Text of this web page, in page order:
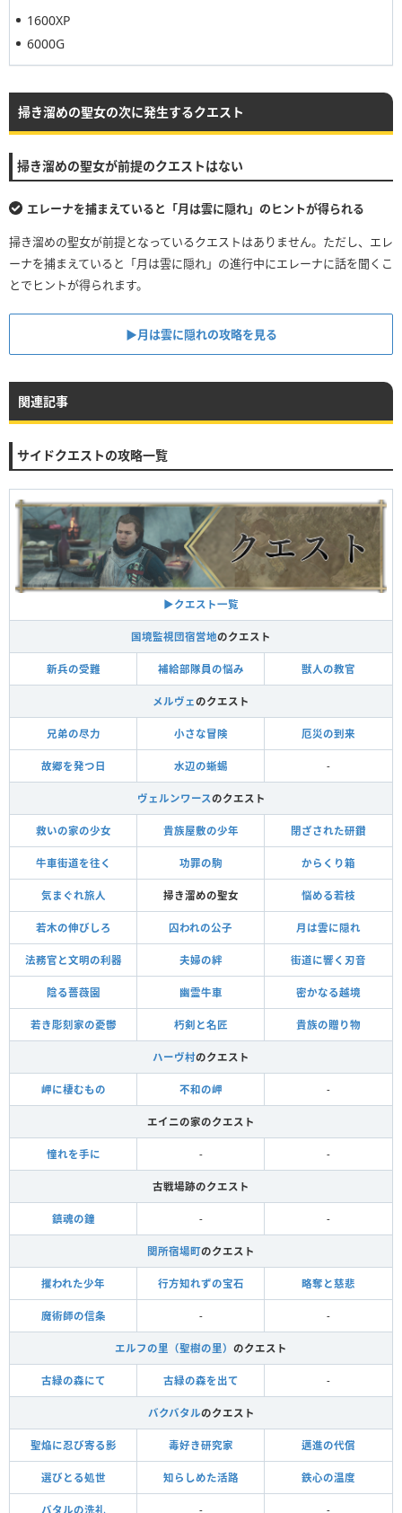
1600XP
6000G
掃き溜めの聖女の次に発生するクエスト
掃き溜めの聖女が前提のクエストはない
エレーナを捕まえていると「月は雲に隠れ」のヒントが得られる
掃き溜めの聖女が前提となっているクエストはありません。ただし、エレ
ーナを捕まえていると「月は雲に隠れ」の進行中にエレーナに話を聞くこ
とでヒントが得られます。
▶︎月は雲に隠れの攻略を見る
関連記事
サイドクエストの攻略一覧
▶︎クエスト一覧
国境監視団宿営地のクエスト
新兵の受難 補給部隊員の悩み 獣人の教官
メルヴェのクエスト
兄弟の尽力 小さな冒険 厄災の到来
故郷を発つ日 水辺の蜥蜴 -
ヴェルンワースのクエスト
救いの家の少女 貴族屋敷の少年 閉ざされた研鑽
牛車街道を往く 功罪の駒 からくり箱
気まぐれ旅人 掃き溜めの聖女 悩める若枝
若木の伸びしろ 囚われの公子 月は雲に隠れ
法務官と文明の利器 夫婦の絆 街道に響く刃音
陰る薔薇園 幽霊牛車 密かなる越境
若き彫刻家の憂鬱 朽剣と名匠 貴族の贈り物
ハーヴ村のクエスト
岬に棲むもの 不和の岬 -
エイニの家のクエスト
憧れを手に - -
古戦場跡のクエスト
鎮魂の鐘 - -
関所宿場町のクエスト
攫われた少年 行方知れずの宝石 略奪と慈悲
魔術師の信条 - -
エルフの里（聖樹の里） のクエスト
古緑の森にて 古緑の森を出て -
バクバタルのクエスト
聖焔に忍び寄る影 毒好き研究家 邁進の代償
選びとる処世 知らしめた活路 鉄心の温度
バタルの洗礼 - -